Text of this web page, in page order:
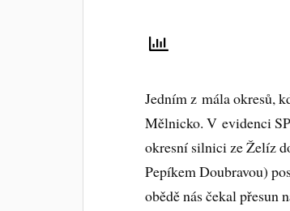
Jedním z mála okresů,
Mělnicko. V evidenci
okresní silnici ze Želíz
Pepíkem Doubravou)
obědě nás čekal